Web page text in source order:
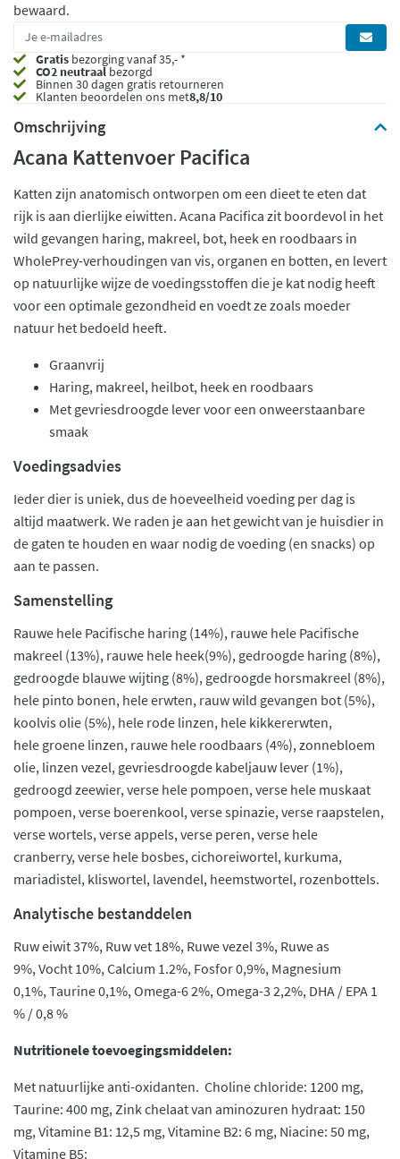
bewaard.
Gratis bezorging vanaf 35,- *
CO2 neutraalbezorgd
Binnen 30 dagen gratis retourneren
Klanten beoordelen ons met8,8/10
Omschrijving
Acana Kattenvoer Pacifica
Katten zijn anatomisch ontworpen om een dieet te eten dat
rijk is aan dierlijke eiwitten. Acana Pacifica zit boordevol in het
wild gevangen haring, makreel, bot, heek en roodbaars in
WholePrey-verhoudingen van vis, organen en botten, en levert
op natuurlijke wijze de voedingsstoffen die je kat nodig heeft
voor een optimale gezondheid en voedt ze zoals moeder
natuur het bedoeld heeft.
Graanvrij
Haring, makreel, heilbot, heek en roodbaars
Met gevriesdroogde lever voor een onweerstaanbare
smaak
Voedingsadvies
Ieder dier is uniek, dus de hoeveelheid voeding per dag is
altijd maatwerk. We raden je aan het gewicht van je huisdier in
de gaten te houden en waar nodig de voeding (en snacks) op
aan te passen.
Samenstelling
Rauwe hele Pacifische haring (14%), rauwe hele Pacifische
makreel (13%), rauwe hele heek(9%), gedroogde haring (8%),
gedroogde blauwe wijting (8%), gedroogde horsmakreel (8%),
hele pinto bonen, hele erwten, rauw wild gevangen bot (5%),
koolvis olie (5%), hele rode linzen, hele kikkererwten,
hele groene linzen, rauwe hele roodbaars (4%), zonnebloem
olie, linzen vezel, gevriesdroogde kabeljauw lever (1%),
gedroogd zeewier, verse hele pompoen, verse hele muskaat
pompoen, verse boerenkool, verse spinazie, verse raapstelen,
verse wortels, verse appels, verse peren, verse hele
cranberry, verse hele bosbes, cichoreiwortel, kurkuma,
mariadistel, kliswortel, lavendel, heemstwortel, rozenbottels.
Analytische bestanddelen
Ruw eiwit 37%, Ruw vet 18%, Ruwe vezel 3%, Ruwe as
9%, Vocht 10%, Calcium 1.2%, Fosfor 0,9%, Magnesium
0,1%, Taurine 0,1%, Omega-6 2%, Omega-3 2,2%, DHA / EPA 1
% / 0,8 %
Nutritionele toevoegingsmiddelen:
Met natuurlijke anti-oxidanten. Choline chloride: 1200 mg,
Taurine: 400 mg, Zink chelaat van aminozuren hydraat: 150
mg, Vitamine B1: 12,5 mg, Vitamine B2: 6 mg, Niacine: 50 mg,
Vitamine B5: